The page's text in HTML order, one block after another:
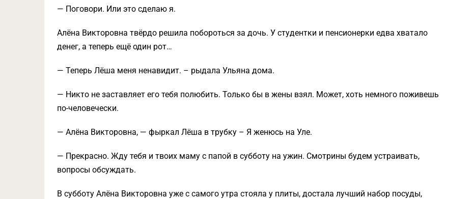
— Поговори. Или это сделаю я.
Алёна Викторовна твёрдо решила побороться за дочь. У студентки и пенсионерки едва хватало
денег, а теперь ещё один рот…
— Теперь Лёша меня ненавидит. – рыдала Ульяна дома.
— Никто не заставляет его тебя полюбить. Только бы в жены взял. Может, хоть немного поживешь
по-человечески.
— Алёна Викторовна, — фыркал Лёша в трубку – Я женюсь на Уле.
— Прекрасно. Жду тебя и твоих маму с папой в субботу на ужин. Смотрины будем устраивать,
вопросы обсуждать.
В субботу Алёна Викторовна уже с самого утра стояла у плиты, достала лучший набор посуды,